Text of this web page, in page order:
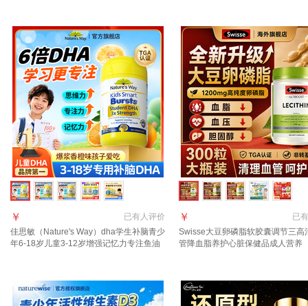
已有人评价
￥
佳思敏（Nature's Way）dha学生补脑青少
年6-18岁儿童3-12岁增强记忆力专注鱼油
已有
￥
Swisse大豆卵磷脂软胶囊调节三高
管降血脂养护心脏保健品成人营养